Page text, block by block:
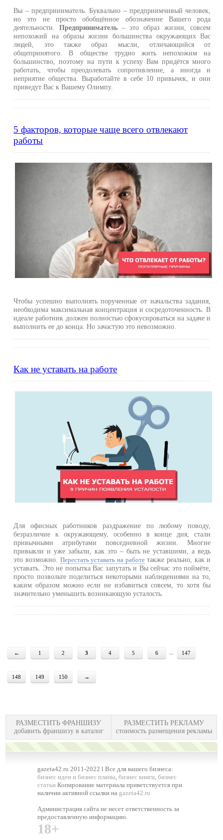
Вы – предприниматель. Буквально – предприимчивый человек,
но это не просто обобщённое обозначение Вашего рода
деятельности. Предприниматель– это образ жизни, совсем
непохожий на образы жизни большинства окружающих Вас
людей, это также образ мысли, отличающийся от
общепринятого. В обществе трудно жить непохожим на
большинство, поэтому на пути к успеху Вам придётся много
работать, чтобы преодолевать сопротивление, а иногда и
неприятие общества. Выработайте в себе 10 привычек, и они
приведут Вас к Вашему Олимпу.
5 факторов, которые чаще всего отвлекают
работы
Чтобы успешно выполнять порученные от начальства задания,
необходима максимальная концентрация и сосредоточенность. В
идеале работник должен полностью сфокусироваться на задаче и
выполнить ее до конца. Но зачастую это невозможно.
Как не уставать на работе
Для офисных работников раздражение по любому поводу,
безразличие к окружающему, особенно в конце дня, стали
привычными атрибутами повседневной жизни. Многие
привыкли и уже забыли, как это – быть не уставшими, а ведь
это возможно. Перестать уставать на работетакже реально, как и
уставать. Это не попытка Вас запутать и Вы сейчас это поймёте,
просто позвольте поделиться некоторыми наблюдениями на то,
каким образом можно если не избавиться совсем, то хотя бы
значительно уменьшить возникающую усталость.
← 1 2 3 4 5 6 147
148 149 150 →
РАЗМЕСТИТЬ ФРАНШИЗУ
добавить франшизу в каталог
РАЗМЕСТИТЬ РЕКЛАМУ
стоимость размещения рекламы
gazeta42.ru 2011-2022 l Все для вашего бизнеса:
бизнес идеи и бизнес планы,бизнес книги,бизнес
статьи Копирование материала приветствуется при
наличии активной ссылки на gazeta42.ru
Администрация сайта не несет ответственность за
предоставленную информацию.
18+